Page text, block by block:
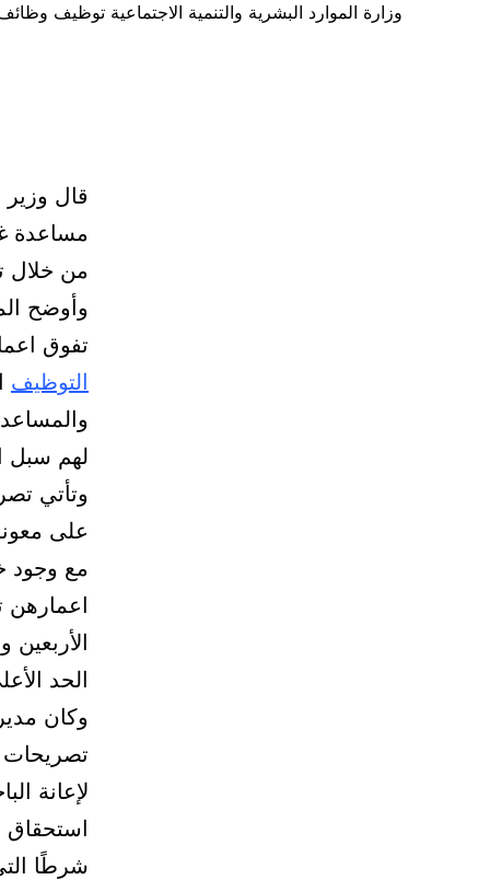
في
وزارة الموارد البشرية والتنمية الاجتماعية توظيف
قال
من خلال
وأوضح
تفوق اعمارهم 35 عاما سيتستفيدون من دورات
التوظيف
لهم سبل
وتأتي
الحد
وكان
تصريحات
لإعانة
شرطًا